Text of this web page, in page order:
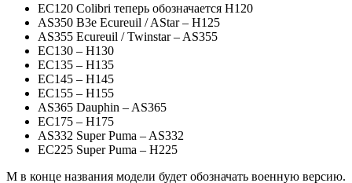
EC120 Colibri теперь обозначается H120
AS350 B3e Ecureuil / AStar – H125
AS355 Ecureuil / Twinstar – AS355
EC130 – H130
EC135 – H135
EC145 – H145
EC155 – H155
AS365 Dauphin – AS365
EC175 – H175
AS332 Super Puma – AS332
EC225 Super Puma – H225
M в конце названия модели будет обозначать военную версию.